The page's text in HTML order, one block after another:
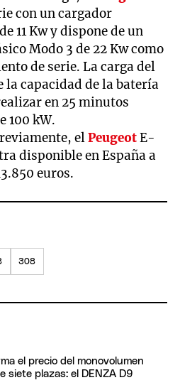
con un cargador
11 Kw y dispone de un
Modo 3 de 22 Kw como
de serie. La carga del
la capacidad de la batería
en 25 minutos
100 kW.
elPeugeotE-
disponible en España a
euros.
308
el precio del monovolumen
siete plazas: el DENZA D9